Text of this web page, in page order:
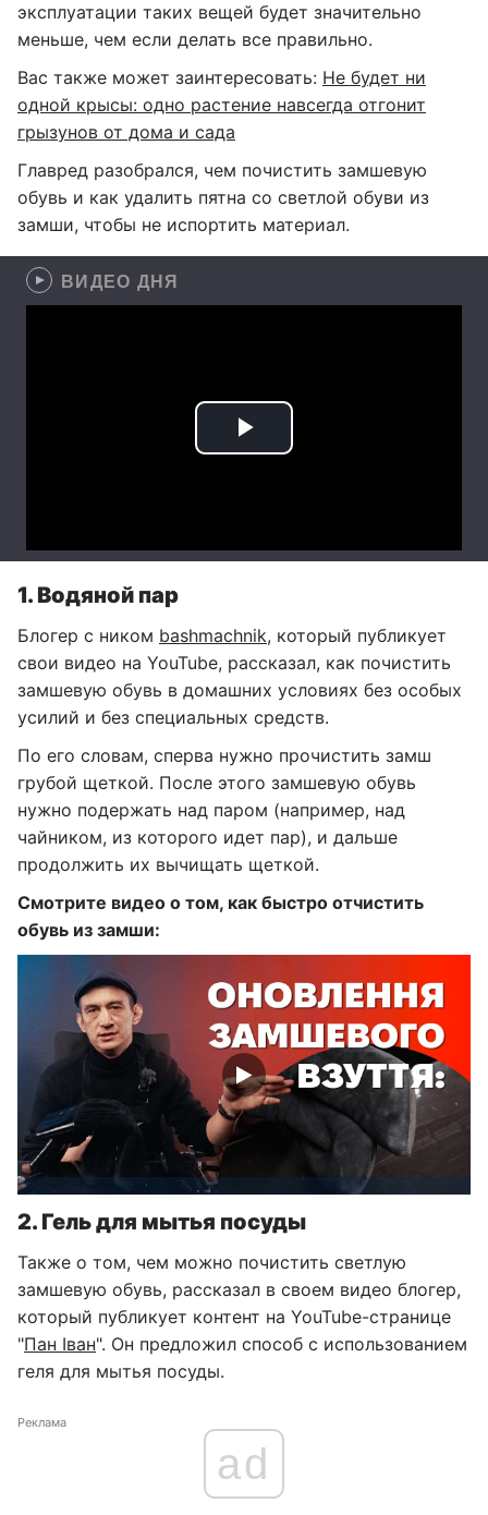
эксплуатации таких вещей будет значительно
меньше, чем если делать все правильно.
Вас также может заинтересовать: Не будет ни
одной крысы: одно растение навсегда отгонит
грызунов от дома и сада
Главред разобрался, чем почистить замшевую
обувь и как удалить пятна со светлой обуви из
замши, чтобы не испортить материал.
ВИДЕО ДНЯ
1. Водяной пар
Блогер с ником bashmachnik, который публикует
свои видео на YouTube, рассказал, как почистить
замшевую обувь в домашних условиях без особых
усилий и без специальных средств.
По его словам, сперва нужно прочистить замш
грубой щеткой. После этого замшевую обувь
нужно подержать над паром (например, над
чайником, из которого идет пар), и дальше
продолжить их вычищать щеткой.
Смотрите видео о том, как быстро отчистить
обувь из замши:
2. Гель для мытья посуды
Также о том, чем можно почистить светлую
замшевую обувь, рассказал в своем видео блогер,
который публикует контент на YouTube-странице
"Пан Іван". Он предложил способ с использованием
геля для мытья посуды.
Реклама
ad